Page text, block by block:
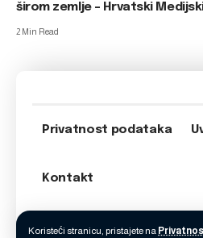
Koristeći stranicu, pristajete na
širom zemlje – Hrvatski
2 Min Read
Privatnost podataka
Kontakt